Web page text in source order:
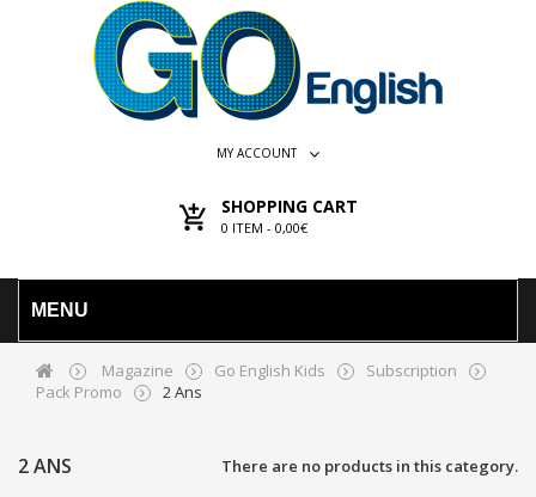
MY ACCOUNT
SHOPPING CART
0 ITEM - 0,00€
MENU
Magazine Go English Kids
Subscription
Pack Promo
2 Ans
2 ANS There are no products in this category.